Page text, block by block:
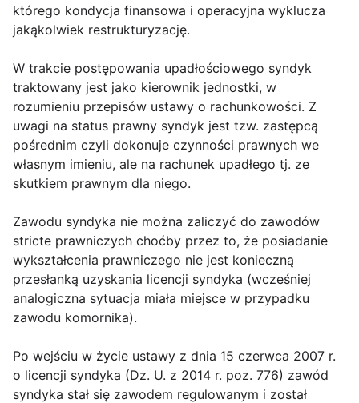
którego kondycja finansowa i operacyjna wyklucza
jakąkolwiek restrukturyzację.
W trakcie postępowania upadłościowego syndyk
traktowany jest jako kierownik jednostki, w
rozumieniu przepisów ustawy o rachunkowości. Z
uwagi na status prawny syndyk jest tzw. zastępcą
pośrednim czyli dokonuje czynności prawnych we
własnym imieniu, ale na rachunek upadłego tj. ze
skutkiem prawnym dla niego.
Zawodu syndyka nie można zaliczyć do zawodów
stricte prawniczych choćby przez to, że posiadanie
wykształcenia prawniczego nie jest konieczną
przesłanką uzyskania licencji syndyka (wcześniej
analogiczna sytuacja miała miejsce w przypadku
zawodu komornika).
Po wejściu w życie ustawy z dnia 15 czerwca 2007 r.
o licencji syndyka (Dz. U. z 2014 r. poz. 776) zawód
syndyka stał się zawodem regulowanym i został